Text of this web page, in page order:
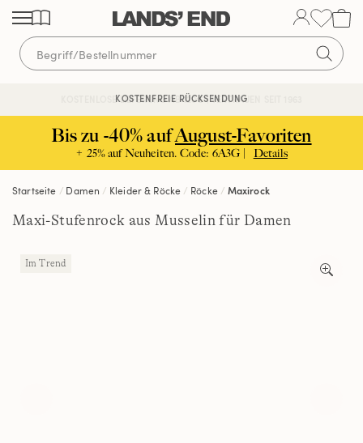
Direkt
zum
Inhalt
Direkt
zur
Navigation
Direkt
zur
Suche
KOSTENLOSE LIEFERUNG AB 120€ | VERTRAUEN SEIT 1963
KOSTENFREIE RÜCKSENDUNG
Bis zu -40% aufAugust-Favoriten
+ 25% auf Neuheiten. Code: 6A3G | Details
Startseite Damen Kleider & Röcke Röcke Maxirock
Maxi-Stufenrock aus Musselin für Damen